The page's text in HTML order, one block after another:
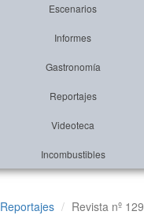
Escenarios
Informes
Gastronomía
Reportajes
Videoteca
Incombustibles
Reportajes Revista nº 129